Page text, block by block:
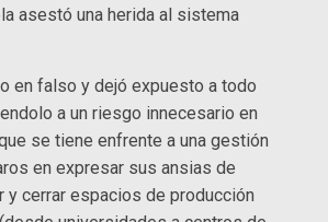
asestó una herida al sistema
en falso y dejó expuesto a todo
a un riesgo innecesario en
se tiene enfrente a una gestión
en expresar sus ansias de
y cerrar espacios de producción